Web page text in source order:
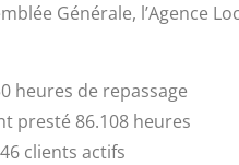
Générale, l’Agence
heures de repassage
presté 86.108 heures
clients actifs